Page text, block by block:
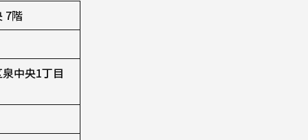
7階
中央1丁目